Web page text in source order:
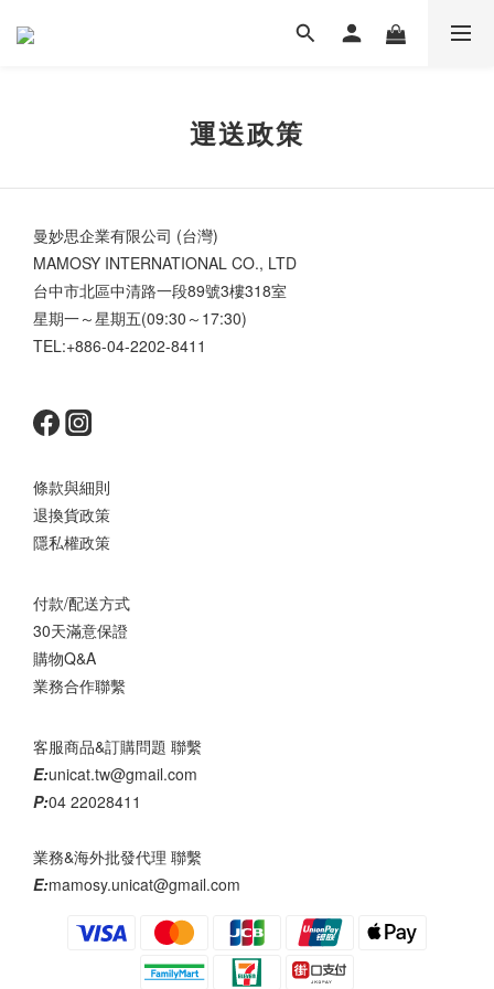
運送政策
曼妙思企業有限公司 (台灣)
MAMOSY INTERNATIONAL CO., LTD
台中市北區中清路一段89號3樓318室
星期一～星期五(09:30～17:30)
TEL:+886-04-2202-8411
條款與細則
退換貨政策
隱私權政策
付款/配送方式
30天滿意保證
購物Q&A
業務合作聯繫
客服商品&訂購問題 聯繫
E:unicat.tw@gmail.com
P:04 22028411
業務&海外批發代理 聯繫
E:mamosy.unicat@gmail.com